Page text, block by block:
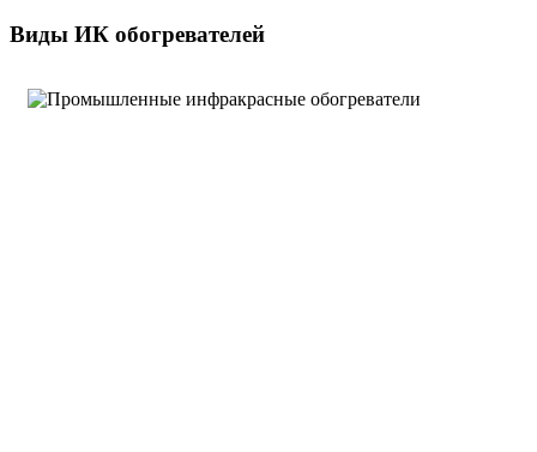
Виды ИК обогревателей